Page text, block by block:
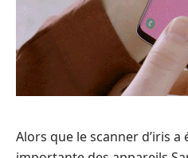
Alors que le scanner d’iris